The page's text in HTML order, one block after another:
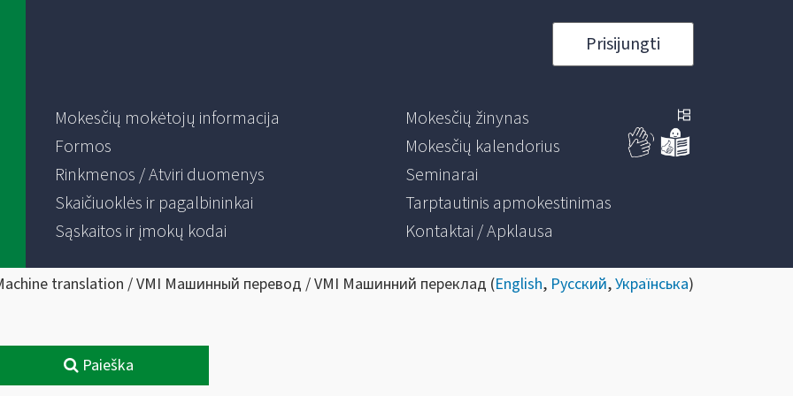
Prisijungti
Mokesčių mokėtojų informacija
Formos
Rinkmenos / Atviri duomenys
Skaičiuoklės ir pagalbininkai
Sąskaitos ir įmokų kodai
Mokesčių žinynas
Mokesčių kalendorius
Seminarai
Tarptautinis apmokestinimas
Kontaktai / Apklausa
translation / VMI Машинный перевод / VMI Машинний переклад (English, Русский,Українська)
Paieška